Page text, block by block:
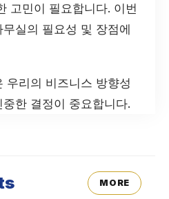
고민이 필요합니다. 이번
실의 필요성 및 장점에
우리의 비즈니스 방향성
한 결정이 중요합니다.
MORE